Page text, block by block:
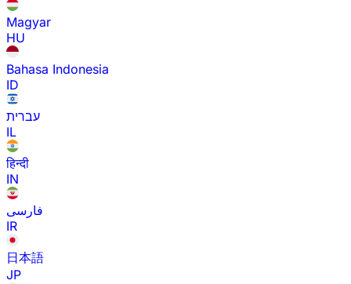
Magyar
HU
Bahasa Indonesia
ID
עברית
IL
हिन्दी
IN
فارسی
IR
日本語
JP